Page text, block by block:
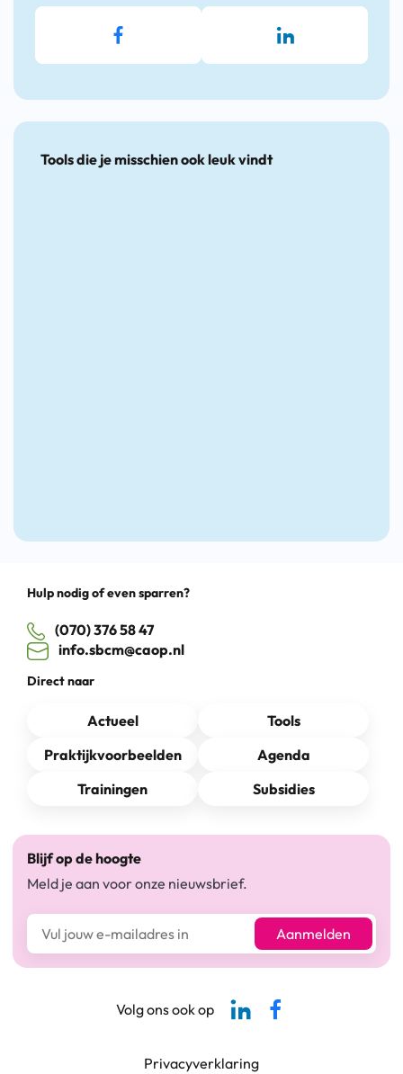
Tools die je misschien ook leuk vindt
Hulp nodig of even sparren?
(070) 376 58 47
info.sbcm@caop.nl
Direct naar
Actueel
Tools
Praktijkvoorbeelden
Agenda
Trainingen
Subsidies
Blijf op de hoogte
Meld je aan voor onze nieuwsbrief.
E-mailadres* Aanmelden
Footer navigatie
Privacyverklaring
Volg ons ook op
Linkedin-pagina SBCM
Facebook SBCM